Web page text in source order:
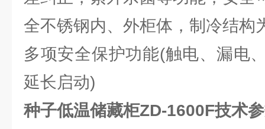
全不锈钢内、外柜体，制冷结构
多项安全保护功能(触电、漏电
延长启动)
种子低温储藏柜ZD-1600F技术